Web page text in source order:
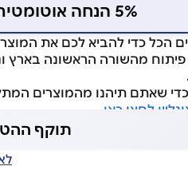
5% הנחה אוטומטית למשלמים בכרטיס המועדון
הכל כדי להביא לכם את
מהשורה הראשונה בארץ
שאתם תיהנו מהמוצרים
לחצו כאן
תוקף ההטבה